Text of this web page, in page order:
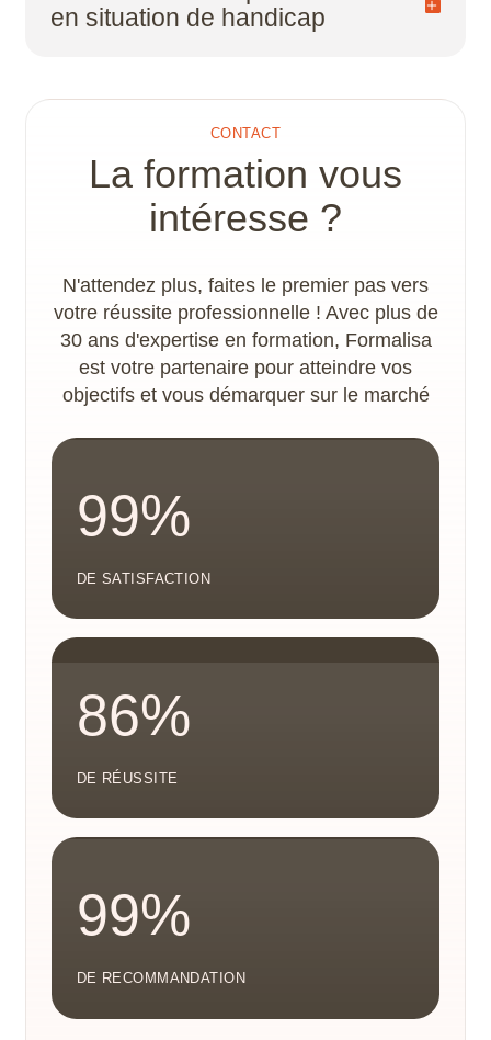
Une évaluation de compétences valide le
en situation de handicap
adaptations nécessaires à la concrétisation du
parcours de formation. Les locaux disposent
d’un accès PMR.
CONTACT
La formation vous
intéresse ?
N'attendez plus, faites le premier pas vers
votre réussite professionnelle ! Avec plus de
30 ans d'expertise en formation, Formalisa
est votre partenaire pour atteindre vos
objectifs et vous démarquer sur le marché
99%
DE SATISFACTION
86%
DE RÉUSSITE
99%
DE RECOMMANDATION